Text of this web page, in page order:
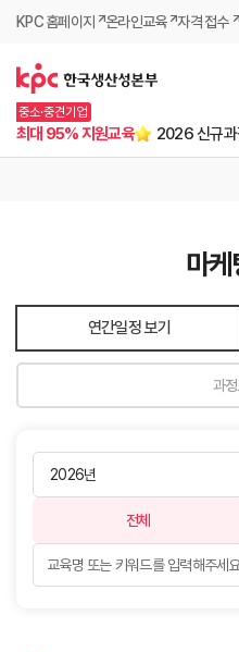
KPC 홈페이지 온라인교육 자격 접수
중소·중견기업
최대 95% 지원교육 2026 신규과
마케
연간일정 보기
과
전체